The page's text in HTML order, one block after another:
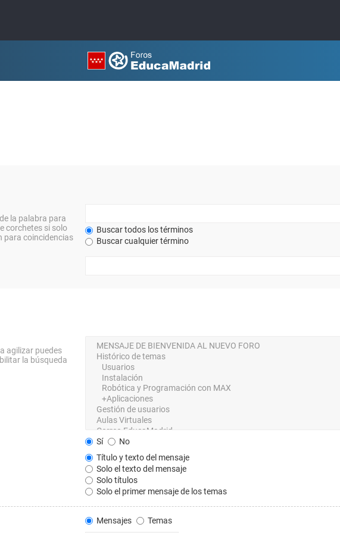
la palabra para
corchetes si solo
para coincidencias
Buscar todos los términos
Buscar cualquier término
agilizar puedes
la búsqueda
Sí
No
Título y texto del mensaje
Solo el texto del mensaje
Solo títulos
Solo el primer mensaje de los temas
Mensajes
Temas